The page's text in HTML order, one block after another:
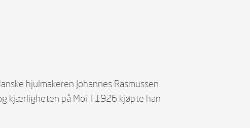
hjulmakeren Johannes Rasmussen
kjærligheten på Moi. I 1926 kjøpte han